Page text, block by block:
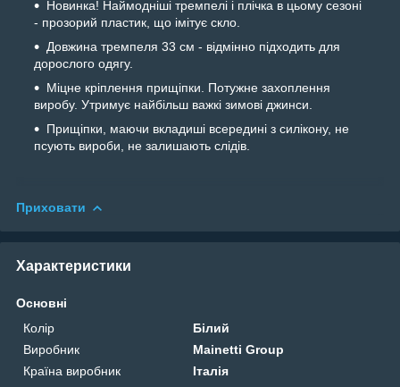
Новинка! Наймодніші тремпелі і плічка в цьому сезоні
- прозорий пластик, що імітує скло.
Довжина тремпеля 33 см - відмінно підходить для
дорослого одягу.
Міцне кріплення прищіпки. Потужне захоплення
виробу. Утримує найбільш важкі зимові джинси.
Прищіпки, маючи вкладиші всередині з силікону, не
псують вироби, не залишають слідів.
Приховати
Характеристики
Основні
Колір
Білий
Виробник
Mainetti Group
Країна виробник
Італія